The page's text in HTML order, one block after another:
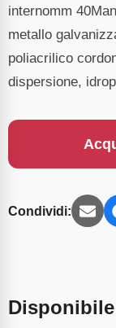
internomm
metallo
poliacrilico
dispersione,
Condividi: